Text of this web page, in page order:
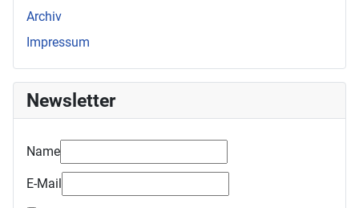
Archiv
Impressum
Newsletter
Name
E-Mail